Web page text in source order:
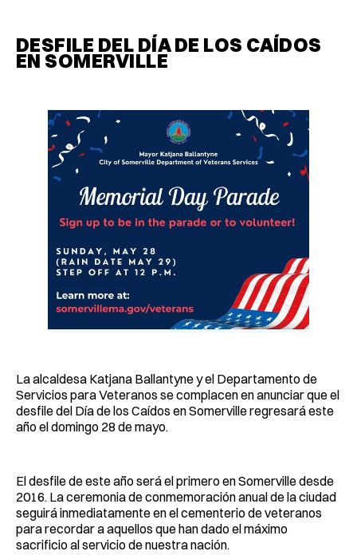
DESFILE DEL DÍA DE LOS CAÍDOS
EN SOMERVILLE
La alcaldesa Katjana Ballantyne y el Departamento de
Servicios para Veteranos se complacen en anunciar que el
desfile del Día de los Caídos en Somerville regresará este
año el domingo 28 de mayo.
El desfile de este año será el primero en Somerville desde
2016. La ceremonia de conmemoración anual de la ciudad
seguirá inmediatamente en el cementerio de veteranos
para recordar a aquellos que han dado el máximo
sacrificio al servicio de nuestra nación.